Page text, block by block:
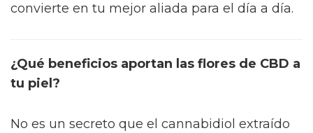
convierte en tu mejor aliada para el día a día.
¿Qué beneficios aportan las flores de CBD a
tu piel?
No es un secreto que el cannabidiol extraído